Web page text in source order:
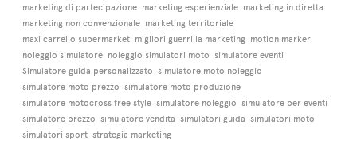
marketing di partecipazione marketing esperienziale marketing in diretta
marketing non convenzionale marketing territoriale
maxi carrello supermarket migliori guerrilla marketing motion marker
noleggio simulatore noleggio simulatori moto simulatore eventi
Simulatore guida personalizzato simulatore moto noleggio
simulatore moto prezzo simulatore moto produzione
simulatore motocross free style simulatore noleggio simulatore per eventi
simulatore prezzo simulatore vendita simulatori guida simulatori moto
simulatori sport strategia marketing